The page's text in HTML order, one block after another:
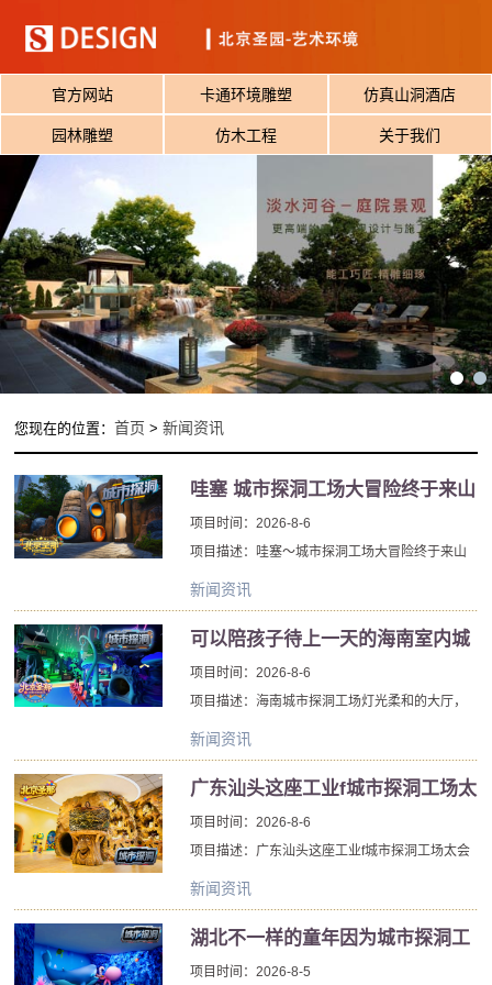
官方网站 卡通环境雕塑 仿真山洞酒店
园林雕塑 仿木工程 关于我们
您现在的位置：首页 >新闻资讯
哇塞 城市探洞工场大冒险终于来山
东啦 快点去探洞冒险啊
项目时间：2026-8-6
项目描述：哇塞～城市探洞工场大冒险终于来山
东啦，快点去探洞冒险啊！在儿童乐园中，城市
子们交流思想，释放压力的休憩小天地。因此在
的氛围。这个城市探洞工场色彩搭配柔和养眼，
书柜、水吧一应俱全，城市探洞工场十分舒适实
用，完美满足了孩子们的多方面需求。
新闻资讯
可以陪孩子待上一天的海南室内城
市探洞工场比家里还凉快
项目时间：2026-8-6
项目描述：海南城市探洞工场灯光柔和的大厅，
此时城市探洞工场墙上的“记录我们的j彩瞬间”的
气。海南城市探洞工场另一间餐区的孩子们正安
着室内外的光影，生活在城市探洞工场显得如此
安逸而美好。来一起看看城市探洞工场的案例制
作美图吧。
新闻资讯
广东汕头这座工业f城市探洞工场太
会“变脸”了
项目时间：2026-8-6
项目描述：广东汕头这座工业f城市探洞工场太会
“变脸”了，看似毫无关联且又d立的两个空间，城
和划分也能形成一个和谐融洽的局面。广东汕头
新闻资讯
湖北不一样的童年因为城市探洞工
场有了一样的快乐
项目时间：2026-8-5